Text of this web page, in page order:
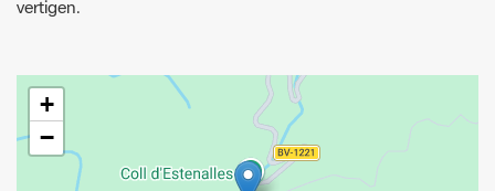
+